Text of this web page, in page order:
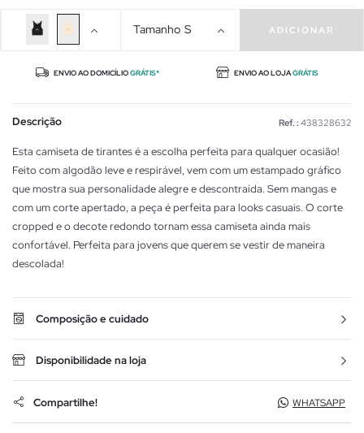
Tamanho S ADICIONAR
ENVIO AO DOMICÍLIOGRÁTIS* ENVIO AO LOJAGRÁTIS
Descrição Ref. : 438328632
Esta camiseta de tirantes é a escolha perfeita para qualquer ocasião!
Feito com algodão leve e respirável, vem com um estampado gráfico
que mostra sua personalidade alegre e descontraída. Sem mangas e
com um corte apertado, a peça é perfeita para looks casuais. O corte
cropped e o decote redondo tornam essa camiseta ainda mais
confortável. Perfeita para jovens que querem se vestir de maneira
descolada!
Composição e cuidado
Disponibilidade na loja
Compartilhe! WHATSAPP